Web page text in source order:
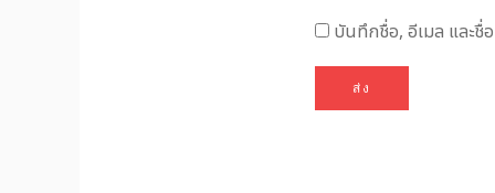
บันทึกชื่อ, อีเมล และชื่